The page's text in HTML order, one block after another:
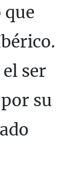
que
ser
su